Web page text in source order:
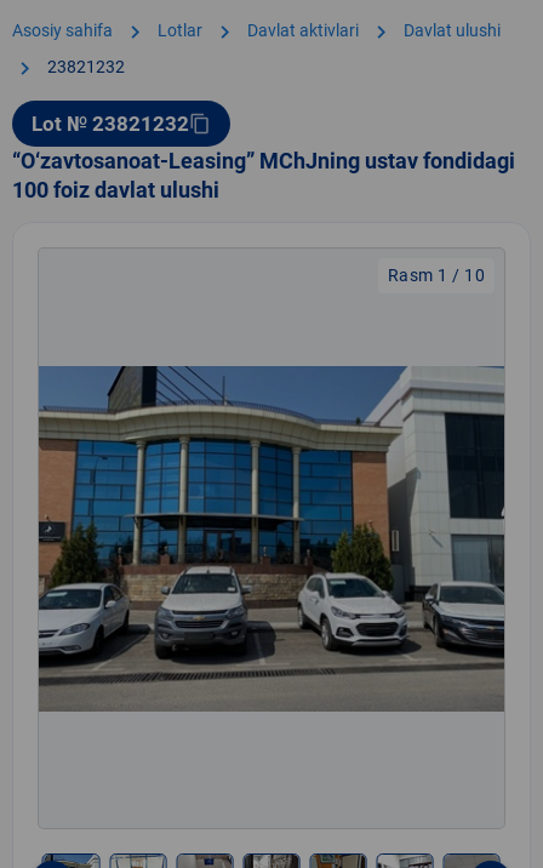
Asosiy sahifa chevron_right Lotlar chevron_right Davlat aktivlari chevron_right Davlat ulushi
chevron_right 23821232
Lot № 23821232content_copy
“O‘zavtosanoat-Leasing” MChJning ustav fondidagi
100 foiz davlat ulushi
Rasm 1 / 10